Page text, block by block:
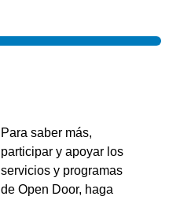
Para saber más,
participar y apoyar los
servicios y programas
de Open Door, haga